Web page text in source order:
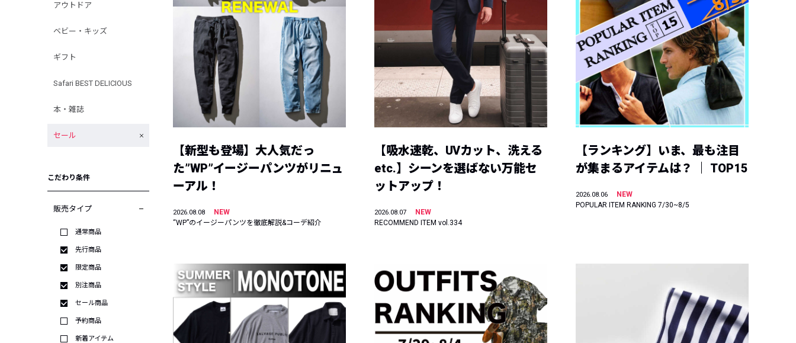
アウトドア
ベビー・キッズ
ギフト
Safari BEST DELICIOUS
本・雑誌
セール
こだわり条件
販売タイプ
通常商品
先行商品
限定商品
別注商品
セール商品
予約商品
新着アイテム
【新型も登場】大人気だっ
た”WP”イージーパンツがリニュ
ーアル！
2026.08.08
NEW
“WP”のイージーパンツを徹底解説&コーデ紹介
【吸水速乾、UVカット、洗える
etc.】シーンを選ばない万能セ
ットアップ！
2026.08.07
NEW
RECOMMEND ITEM vol.334
【ランキング】いま、最も注目
が集まるアイテムは？ ｜ TOP15
2026.08.06
NEW
POPULAR ITEM RANKING 7/30~8/5